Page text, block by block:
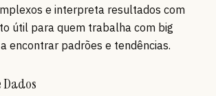
e interpreta resultados com
útil para quem trabalha com big
encontrar padrões e tendências.
Dados